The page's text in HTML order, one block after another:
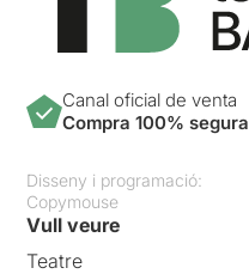
Canal oficial de venta
Compra 100% segura
Disseny i programació:
Copymouse
Vull veure
Teatre